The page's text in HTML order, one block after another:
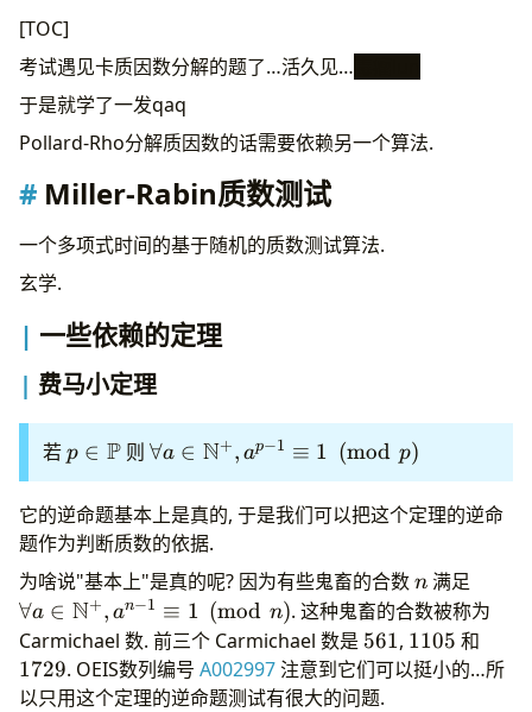
代码片段
参考资料
[TOC]
考试遇见卡质因数分解的题了…活久见…
于是就学了一发qaq
Pollard-Rho分解质因数的话需要依赖另一个算法.
Miller-Rabin质数测试
一个多项式时间的基于随机的质数测试算法.
玄学.
一些依赖的定理
费马小定理
若p \in
\mathbb
P
p ∈ P则 \forall
a\in
\mathbb
N^+,
a^{p-1}
\equiv
1\pmod
p
∀a ∈ N+, ap−1 ≡ 1 (mod p)
它的逆命题基本上是真的, 于是我们可以把这个定理的逆命
题作为判断质数的依据.
为啥说"基本上"是真的呢? 因为有些鬼畜的合数n
n 满足
a\in
∀a ∈ N+, an−1 ≡ 1 (mod n). 这种鬼畜的合数被称为
Carmichael 数. 前三个 Carmichael 数是 561
561, 1105
1105 和
1729. OEIS数列编号 A002997注意到它们可以挺小的…所
以只用这个定理的逆命题测试有很大的问题.